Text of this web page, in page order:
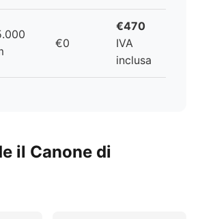
€0
€470
IVA
inclusa
il Canone di